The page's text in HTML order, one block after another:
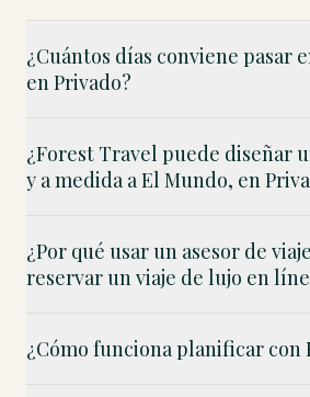
¿Cuántos días conviene pasar
en Privado?
¿Forest Travel puede diseñar
y a medida a El Mundo, en
¿Por qué usar un asesor de
reservar un viaje de lujo en
¿Cómo funciona planificar con